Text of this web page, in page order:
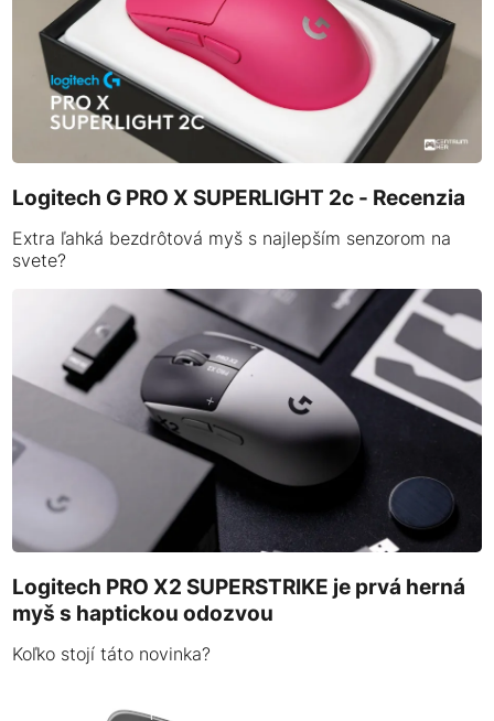
Logitech G PRO X SUPERLIGHT 2c - Recenzia
Extra ľahká bezdrôtová myš s najlepším senzorom na
svete?
Logitech PRO X2 SUPERSTRIKE je prvá herná
myš s haptickou odozvou
Koľko stojí táto novinka?